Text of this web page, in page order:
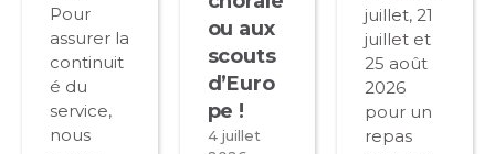
Pour
assurer la
continuit
é du
service,
nous
ou aux
scouts
d’Euro
pe !
4 juillet
juillet, 21
juillet et
25 août
2026
pour un
repas